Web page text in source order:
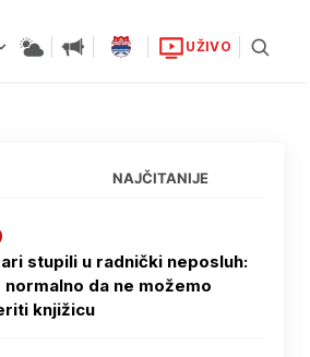
UŽIVO
NAJČITANIJE
stupili u radnički neposluh:
normalno da ne možemo
knjižicu